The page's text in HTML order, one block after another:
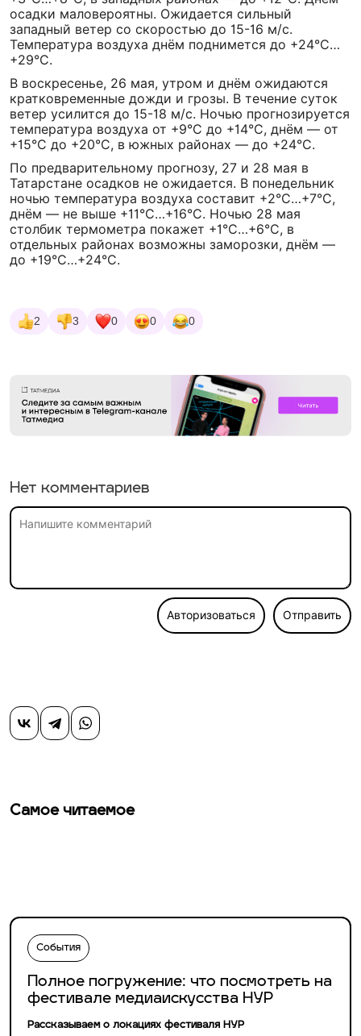
осадки маловероятны. Ожидается сильный
западный ветер со скоростью до 15-16 м/с.
Температура воздуха днём поднимется до +24°С…
+29°С.
В воскресенье, 26 мая, утром и днём ожидаются
кратковременные дожди и грозы. В течение суток
ветер усилится до 15-18 м/с. Ночью прогнозируется
температура воздуха от +9°С до +14°С, днём — от
+15°С до +20°С, в южных районах — до +24°С.
По предварительному прогнозу, 27 и 28 мая в
Татарстане осадков не ожидается. В понедельник
ночью температура воздуха составит +2°С…+7°С,
днём — не выше +11°С…+16°С. Ночью 28 мая
столбик термометра покажет +1°С…+6°С, в
отдельных районах возможны заморозки, днём —
до +19°С…+24°С.
2 3 0 0 0
Нет комментариев
Авторизоваться Отправить
Самое читаемое
События
Полное погружение: что посмотреть на
фестивале медиаискусства НУР
Рассказываем о локациях фестиваля НУР